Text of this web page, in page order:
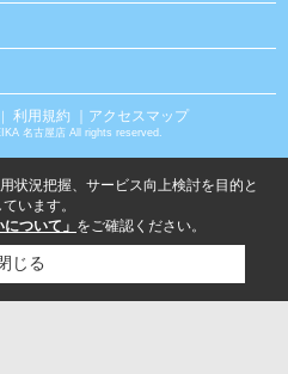
｜ 利用規約 ｜アクセスマップ
名古屋店 All rights reserved.
状況把握、サービス向上検討を目的と
います。
ついて」 をご確認ください。
じる